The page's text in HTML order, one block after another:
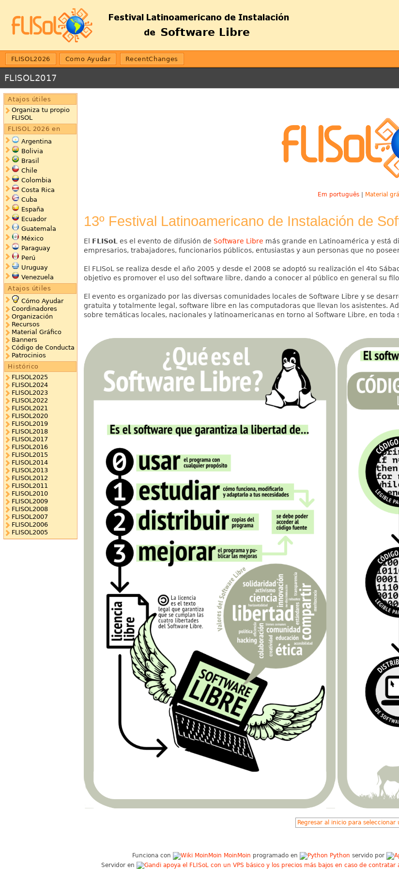
FLISOL2026 Como Ayudar RecentChanges
FLISOL2017
Atajos útiles
Organiza tu propio
FLISOL
FLISOL 2026 en
Argentina
Bolivia
Brasil
Chile
Colombia
Costa Rica
Cuba
España
Ecuador
Guatemala
México
Paraguay
Perú
Uruguay
Venezuela
Atajos útiles
Cómo Ayudar
Coordinadores
Organización
Recursos
Material Gráfico
Banners
Código de Conducta
Patrocinios
Histórico
FLISOL2025
FLISOL2024
FLISOL2023
FLISOL2022
FLISOL2021
FLISOL2020
FLISOL2019
FLISOL2018
FLISOL2017
FLISOL2016
FLISOL2015
FLISOL2014
FLISOL2013
FLISOL2012
FLISOL2011
FLISOL2010
FLISOL2009
FLISOL2008
FLISOL2007
FLISOL2006
FLISOL2005
Em português| Material
13º Festival Latinoamericano de Instalación de
El FLISoL es el evento de difusión de Software Libre más grande en Latinoamérica y está
empresarios, trabajadores, funcionarios públicos, entusiastas y aun personas que no
El FLISoL se realiza desde el año 2005 y desde el 2008 se adoptó su realización el 4to
objetivo es promover el uso del software libre, dando a conocer al público en general su
El evento es organizado por las diversas comunidades locales de Software Libre y se
gratuita y totalmente legal, software libre en las computadoras que llevan los asistentes.
sobre temáticas locales, nacionales y latinoamericanas en torno al Software Libre, en
Regresar al inicio para seleccionar
Funciona con MoinMoin programado en Python servido por
Servidor en